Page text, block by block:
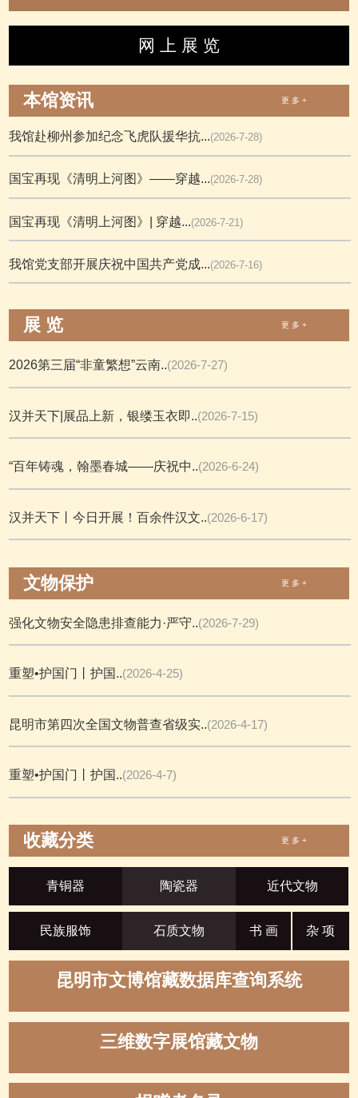
网 上 展 览
本馆资讯 更 多 +
我馆赴柳州参加纪念飞虎队援华抗...(2026-7-28)
国宝再现《清明上河图》——穿越...(2026-7-28)
国宝再现《清明上河图》| 穿越...(2026-7-21)
我馆党支部开展庆祝中国共产党成...(2026-7-16)
展 览 更 多 +
2026第三届“非童繁想”云南..(2026-7-27)
汉并天下|展品上新，银缕玉衣即..(2026-7-15)
“百年铸魂，翰墨春城——庆祝中..(2026-6-24)
汉并天下丨今日开展！百余件汉文..(2026-6-17)
文物保护 更 多 +
强化文物安全隐患排查能力·严守..(2026-7-29)
重塑•护国门丨护国..(2026-4-25)
昆明市第四次全国文物普查省级实..(2026-4-17)
重塑•护国门丨护国..(2026-4-7)
收藏分类 更 多 +
青铜器 陶瓷器 近代文物
民族服饰 石质文物 书 画 杂 项
昆明市文博馆藏数据库查询系统
三维数字展馆藏文物